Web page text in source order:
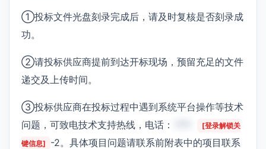
①投标文件光盘刻录完成后，请及时复核是否刻录成
功。
②请投标供应商提前到达开标现场，预留充足的文件
递交及上传时间。
③投标供应商在投标过程中遇到系统平台操作等技术
问题，可致电技术支持热线，电话：
[登录解锁关
键信息]
-2。具体项目问题请联系前附表中的项目联系